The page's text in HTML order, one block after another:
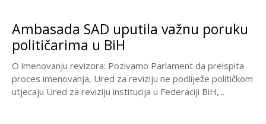
Ambasada SAD uputila važnu poruku
političarima u BiH
O imenovanju revizora: Pozivamo Parlament da preispita
proces imenovanja, Ured za reviziju ne podliježe političkom
utjecaju Ured za reviziju institucija u Federaciji BiH,...